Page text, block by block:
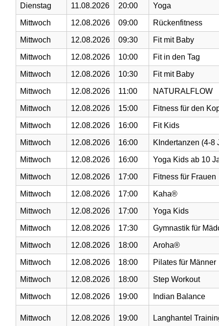
Dienstag 11.08.2026 20:00 Yoga
Mittwoch 12.08.2026 09:00 Rückenfitness
Mittwoch 12.08.2026 09:30 Fit mit Baby
Mittwoch 12.08.2026 10:00 Fit in den Tag
Mittwoch 12.08.2026 10:30 Fit mit Baby
Mittwoch 12.08.2026 11:00 NATURALFLOW
Mittwoch 12.08.2026 15:00 Fitness für den
Mittwoch 12.08.2026 16:00 Fit Kids
Mittwoch 12.08.2026 16:00 KIndertanzen (4-8
Mittwoch 12.08.2026 16:00 Yoga Kids ab 10
Mittwoch 12.08.2026 17:00 Fitness für Frauen
Mittwoch 12.08.2026 17:00 Kaha®
Mittwoch 12.08.2026 17:00 Yoga Kids
Mittwoch 12.08.2026 17:30 Gymnastik für
Mittwoch 12.08.2026 18:00 Aroha®
Mittwoch 12.08.2026 18:00 Pilates für Männer
Mittwoch 12.08.2026 18:00 Step Workout
Mittwoch 12.08.2026 19:00 Indian Balance
Mittwoch 12.08.2026 19:00 Langhantel